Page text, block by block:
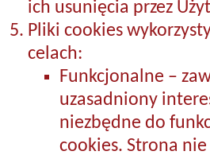
ich usunięcia przez
Pliki cookies
celach:
Funkcjonalne –
uzasadniony
niezbędne do
cookies. Strona nie